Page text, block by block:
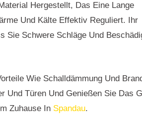
Hergestellt, Das Eine Lange
Und Kälte Effektiv Reguliert. Ihr
Sie Schwere Schläge Und
Wie Schalldämmung Und
Und Türen Und Genießen Sie Das
Zuhause In Spandau.